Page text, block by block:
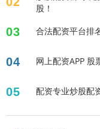
股！
03 合法配资平台排
04 网上配资APP
05 配资专业炒股配